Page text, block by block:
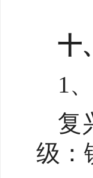
十
1
复
级：